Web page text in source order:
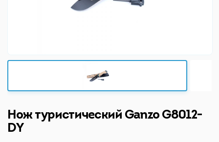
Нож туристический Ganzo G8012-
DY